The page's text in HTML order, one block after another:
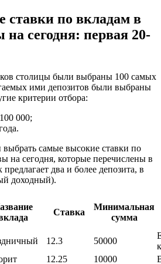
ставки по вкладам в
сегодня: первая 20-
столицы были выбраны 100 самых
ими депозитов были выбраны
критерии отбора:
000;
самые высокие ставки по
на сегодня, которые перечислены в
два и более депозита, в
доходный).
Ставка
Минимальная
сумма
12.3 50000
12.25 10000